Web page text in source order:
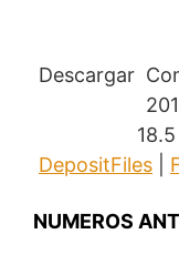
Descargar
DepositFiles
NUMEROS